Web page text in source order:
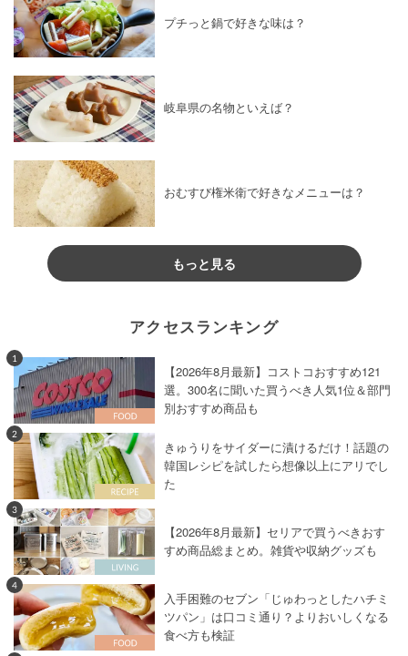
プチっと鍋で好きな味は？
岐阜県の名物といえば？
おむすび権米衛で好きなメニューは？
もっと見る
アクセスランキング
1
【2026年8月最新】コストコおすすめ121
選。300名に聞いた買うべき人気1位＆部門
別おすすめ商品も
2
きゅうりをサイダーに漬けるだけ！話題の
韓国レシピを試したら想像以上にアリでし
た
3
【2026年8月最新】セリアで買うべきおす
すめ商品総まとめ。雑貨や収納グッズも
4
入手困難のセブン「じゅわっとしたハチミ
ツパン」は口コミ通り？よりおいしくなる
食べ方も検証